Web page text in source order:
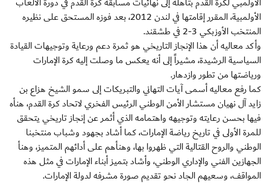
الأولمبية، المقرر إقامتها في لندن 2012، بعد فوزه المستحق على نظيره
المنتخب الأوزبكي 3-2 في طشقند.
وأكد معاليه أن هذا الإنجاز التاريخي هو ثمرة دعم ورعاية وتوجيهات القيادة
السياسية الرشيدة، مشيراً إلى أنه يعكس ما وصلت إليه كرة الإمارات
ورياضتها من تطور وازدهار.
كما رفع معاليه أسمى آيات التهاني والتبريكات إلى سمو الشيخ هزاع بن
زايد آل نهيان مستشار الأمن الوطني الرئيس الفخري لاتحاد كرة القدم، هنأه
فيها بحسن رعايته وتوجيهه واهتمامه الذي أثمر عن إنجاز تاريخي يتحقق
للمرة الأولى في تاريخ رياضة الإمارات، كما أشاد بجهود وشباب منتخبنا
الوطني والروح القتالية التي ظهروا بها، وهنأهم على أدائهم المتميز، وهنأ
الجهازين الفني والإداري الوطني، وأشاد بتميز أبناء الإمارات في مثل هذه
المواقف، وسعيهم الجاد نحو تقديم صورة مشرفه لدولة الإمارات.